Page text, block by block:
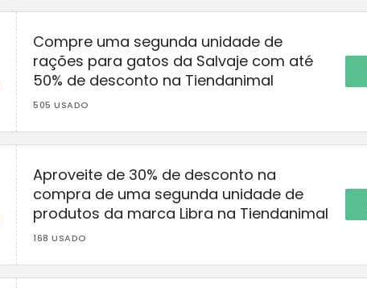
Compre uma segunda unidade de
rações para gatos da Salvaje com até
50% de desconto na Tiendanimal
505 USADO
Aproveite de 30% de desconto na
compra de uma segunda unidade de
produtos da marca Libra na Tiendanimal
168 USADO